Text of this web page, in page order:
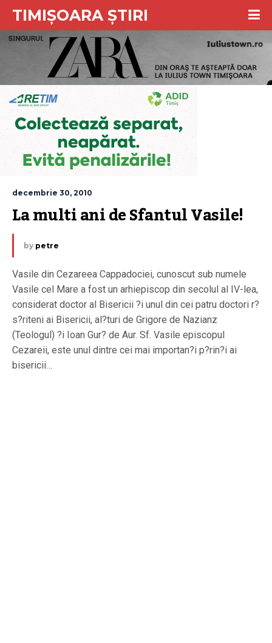
TIMIȘOARA ȘTIRI
decembrie 30, 2010
La multi ani de Sfantul Vasile!
by petre
Vasile din Cezareea Cappadociei, cunoscut sub numele
Vasile cel Mare a fost un arhiepiscop din secolul al IV-lea,
considerat doctor al Bisericii ?i unul din cei patru doctori r?
s?riteni ai Bisericii, al?turi de Grigore de Nazianz
(Teologul) ?i Ioan Gur? de Aur. Sf. Vasile episcopul
Cezareii, este unul dintre cei mai importan?i p?rin?i ai
bisericii…